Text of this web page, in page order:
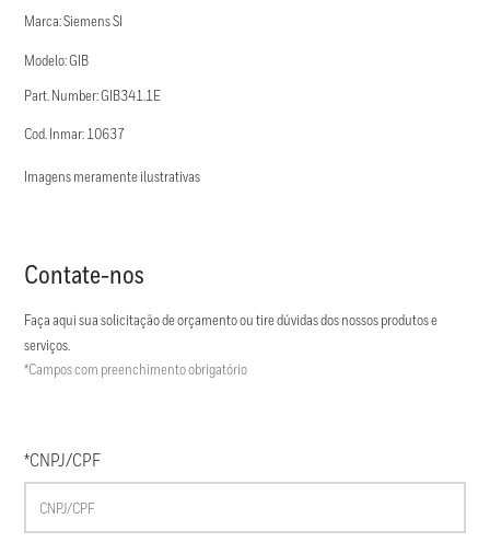
Marca: Siemens SI
Modelo: GIB
Part. Number: GIB341.1E
Cod. Inmar: 10637
Imagens meramente ilustrativas
Contate-nos
Faça aqui sua solicitação de orçamento ou tire dúvidas dos nossos produtos e
serviços.
*Campos com preenchimento obrigatório
*CNPJ/CPF